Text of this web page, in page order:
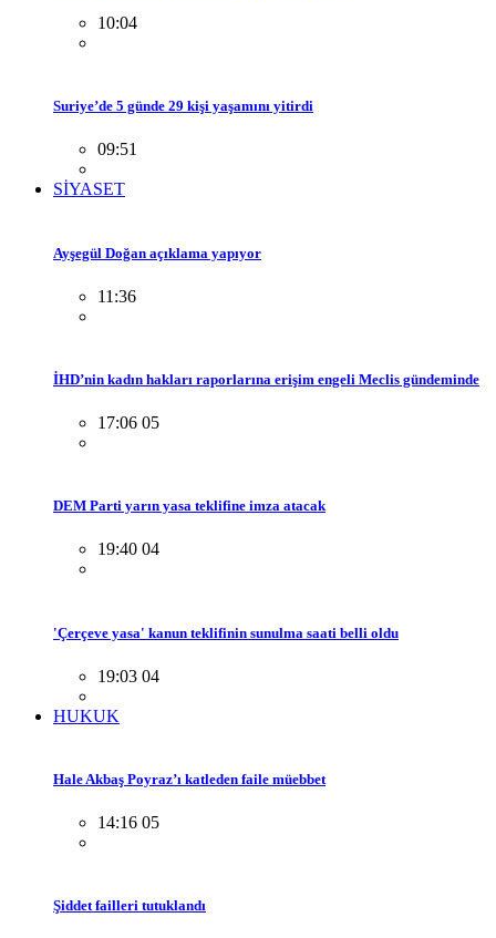
10:04
Suriye’de 5 günde 29 kişi yaşamını yitirdi
09:51
SİYASET
Ayşegül Doğan açıklama yapıyor
11:36
İHD’nin kadın hakları raporlarına erişim engeli Meclis gündeminde
17:06 05
DEM Parti yarın yasa teklifine imza atacak
19:40 04
'Çerçeve yasa' kanun teklifinin sunulma saati belli oldu
19:03 04
HUKUK
Hale Akbaş Poyraz’ı katleden faile müebbet
14:16 05
Şiddet failleri tutuklandı